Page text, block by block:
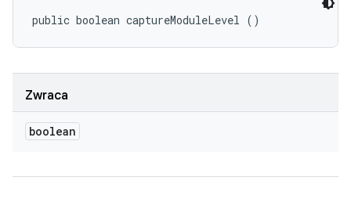
public boolean captureModuleLevel ()
Zwraca
boolean